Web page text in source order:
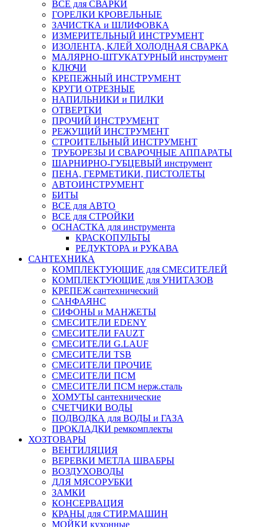
ВСЕ для СВАРКИ
ГОРЕЛКИ КРОВЕЛЬНЫЕ
ЗАЧИСТКА и ШЛИФОВКА
ИЗМЕРИТЕЛЬНЫЙ ИНСТРУМЕНТ
ИЗОЛЕНТА, КЛЕЙ ХОЛОДНАЯ СВАРКА
МАЛЯРНО-ШТУКАТУРНЫЙ инструмент
КЛЮЧИ
КРЕПЕЖНЫЙ ИНСТРУМЕНТ
КРУГИ ОТРЕЗНЫЕ
НАПИЛЬНИКИ и ПИЛКИ
ОТВЕРТКИ
ПРОЧИЙ ИНСТРУМЕНТ
РЕЖУЩИЙ ИНСТРУМЕНТ
СТРОИТЕЛЬНЫЙ ИНСТРУМЕНТ
ТРУБОРЕЗЫ И СВАРОЧНЫЕ АППАРАТЫ
ШАРНИРНО-ГУБЦЕВЫЙ инструмент
ПЕНА, ГЕРМЕТИКИ, ПИСТОЛЕТЫ
АВТОИНСТРУМЕНТ
БИТЫ
ВСЕ для АВТО
ВСЕ для СТРОЙКИ
ОСНАСТКА для инструмента
КРАСКОПУЛЬТЫ
РЕДУКТОРА и РУКАВА
САНТЕХНИКА
КОМПЛЕКТУЮЩИЕ для СМЕСИТЕЛЕЙ
КОМПЛЕКТУЮЩИЕ для УНИТАЗОВ
КРЕПЕЖ сантехнический
САНФАЯНС
СИФОНЫ и МАНЖЕТЫ
СМЕСИТЕЛИ EDENY
СМЕСИТЕЛИ FAUZT
СМЕСИТЕЛИ G.LAUF
СМЕСИТЕЛИ TSB
СМЕСИТЕЛИ ПРОЧИЕ
СМЕСИТЕЛИ ПСМ
СМЕСИТЕЛИ ПСМ нерж.сталь
ХОМУТЫ сантехнические
СЧЕТЧИКИ ВОДЫ
ПОДВОДКА для ВОДЫ и ГАЗА
ПРОКЛАДКИ ремкомплекты
ХОЗТОВАРЫ
ВЕНТИЛЯЦИЯ
ВЕРЕВКИ МЕТЛА ШВАБРЫ
ВОЗДУХОВОДЫ
ДЛЯ МЯСОРУБКИ
ЗАМКИ
КОНСЕРВАЦИЯ
КРАНЫ для СТИР.МАШИН
МОЙКИ кухонные